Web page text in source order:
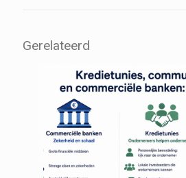
Gerelateerd